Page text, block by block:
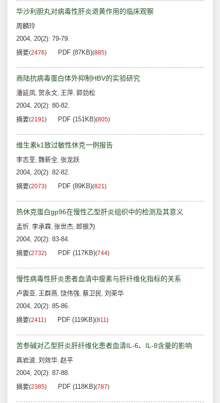
华沙利胆丸对病毒性肝炎退黄作用的临床观察
周麟玲
2004, 20(2): 79-79.
摘要(2476) PDF (87KB)(885)
商陆抗病毒蛋白体外抑制HBV的实验研究
潘延凤, 贺永文, 王萍, 郭劲松
2004, 20(2): 80-82.
摘要(2191) PDF (151KB)(805)
维生素k1致过敏性休克一例报告
李志荃, 魏新全, 张龙跃
2004, 20(2): 82-82.
摘要(2073) PDF (89KB)(821)
热休克蛋白gp96在慢性乙型肝炎组织中的检测及其意义
孟忻, 李承霖, 张世杰, 郎振为
2004, 20(2): 83-84.
摘要(2732) PDF (117KB)(744)
慢性病毒性肝炎患者血清中瘦素与肝纤维化指标的关系
卢震亚, 王群燕, 饶伟强, 蔡卫民, 刘荣华
2004, 20(2): 85-86.
摘要(2411) PDF (119KB)(811)
苦参碱对乙型肝炎肝纤维化患者血清IL-6、IL-8含量的影响
真岩波, 刘效华, 赵平
2004, 20(2): 87-88.
摘要(2385) PDF (118KB)(787)